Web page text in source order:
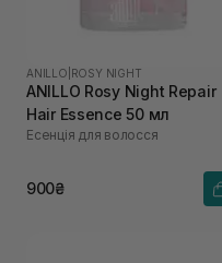
ANILLO ROSY NIGHT
ANILLO Rosy Night Repair
Hair Essence 50 мл
Есенція для волосся
900₴